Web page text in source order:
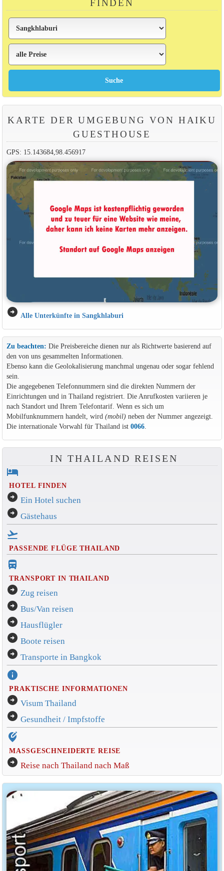
FINDEN
KARTE DER UMGEBUNG VON HAIKU
GUESTHOUSE
GPS: 15.143684,98.456917
arrow_circle_right Alle Unterkünfte in Sangkhlaburi
Zu beachten: Die Preisbereiche dienen nur als Richtwerte basierend auf
den von uns gesammelten Informationen.
Ebenso kann die Geolokalisierung manchmal ungenau oder sogar fehlend
sein.
Die angegebenen Telefonnummern sind die direkten Nummern der
Einrichtungen und in Thailand registriert. Die Anrufkosten variieren je
nach Standort und Ihrem Telefontarif. Wenn es sich um
Mobilfunknummern handelt, wird (mobil)neben der Nummer angezeigt.
Die internationale Vorwahl für Thailand ist 0066.
IN THAILAND REISEN
hotel
HOTEL FINDEN
arrow_circle_right Ein Hotel suchen
arrow_circle_right Gästehaus
flight_takeoff
PASSENDE FLÜGE THAILAND
directions_bus_filled
TRANSPORT IN THAILAND
arrow_circle_right Zug reisen
arrow_circle_right Bus/Van reisen
arrow_circle_right Hausflügler
arrow_circle_right Boote reisen
arrow_circle_right Transporte in Bangkok
info
PRAKTISCHE INFORMATIONEN
arrow_circle_right Visum Thailand
arrow_circle_right Gesundheit / Impfstoffe
edit_location_alt
MASSGESCHNEIDERTE REISE
arrow_circle_right Reise nach Thailand nach Maß